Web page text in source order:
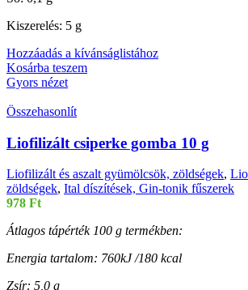
Kiszerelés: 5 g
Hozzáadás a kívánságlistához
Kosárba teszem
Gyors nézet
Összehasonlít
Liofilizált csiperke gomba 10 g
Liofilizált és aszalt gyümölcsök, zöldségek,
zöldségek, Ital díszítések, Gin-tonik fűszerek
978 Ft
Átlagos tápérték 100 g termékben:
Energia tartalom: 760kJ /180 kcal
Zsír: 5,0 g